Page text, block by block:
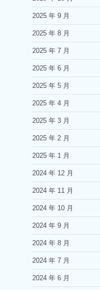
2025 年 9 月
2025 年 8 月
2025 年 7 月
2025 年 6 月
2025 年 5 月
2025 年 4 月
2025 年 3 月
2025 年 2 月
2025 年 1 月
2024 年 12 月
2024 年 11 月
2024 年 10 月
2024 年 9 月
2024 年 8 月
2024 年 7 月
2024 年 6 月